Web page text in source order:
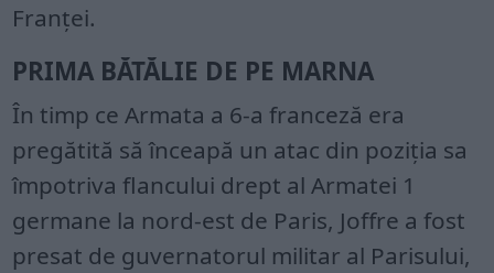
Franței.
PRIMA BĂTĂLIE DE PE MARNA
În timp ce Armata a 6-a franceză era
pregătită să înceapă un atac din poziția sa
împotriva flancului drept al Armatei 1
germane la nord-est de Paris, Joffre a fost
presat de guvernatorul militar al Parisului,